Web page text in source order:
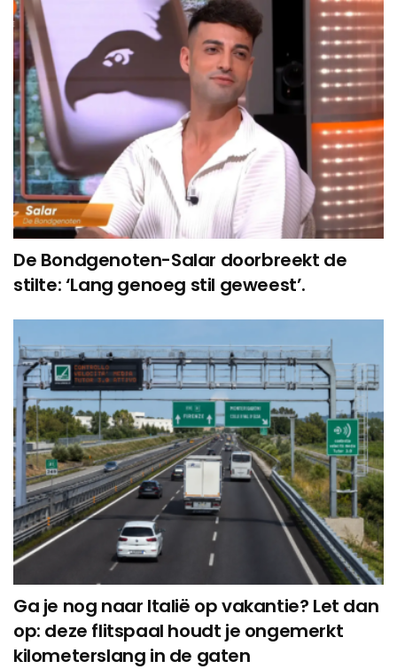
De Bondgenoten-Salar doorbreekt de
stilte: ‘Lang genoeg stil geweest’.
Ga je nog naar Italië op vakantie? Let dan
op: deze flitspaal houdt je ongemerkt
kilometerslang in de gaten